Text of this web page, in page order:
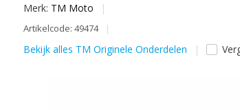
Merk: TM Moto
Artikelcode: 49474
Bekijk alles TM Originele Onderdelen